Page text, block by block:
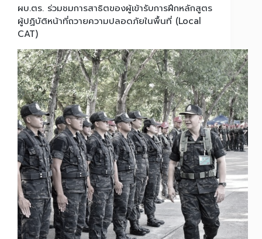
ผบ.ตร. ร่วมชมการสาธิตของผู้เข้ารับการฝึกหลักสูตร
ผู้ปฏิบัติหน้าที่ถวายความปลอดภัยในพื้นที่ (Local
CAT)